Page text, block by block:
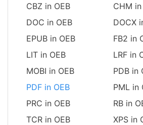
CBZ in OEB
CHM in
DOC in OEB
DOCX
EPUB in OEB
FB2 in
LIT in OEB
LRF in
MOBI in OEB
PDB in
PDF in OEB
PML in
PRC in OEB
RB in
TCR in OEB
XPS in